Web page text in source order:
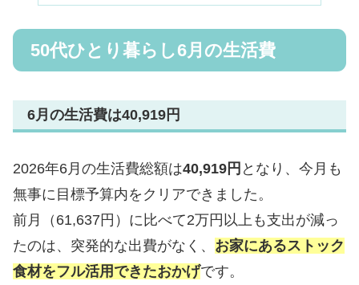
50代ひとり暮らし6月の生活費
6月の生活費は40,919円
2026年6月の生活費総額は40,919円 となり、今月も
無事に目標予算内をクリアできました。
前月（61,637円）に比べて2万円以上も支出が減っ
たのは、突発的な出費がなく、 お家にあるストック
食材をフル活用できたおかげです。